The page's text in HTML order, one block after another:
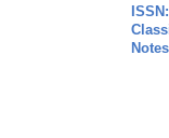
ISSN: